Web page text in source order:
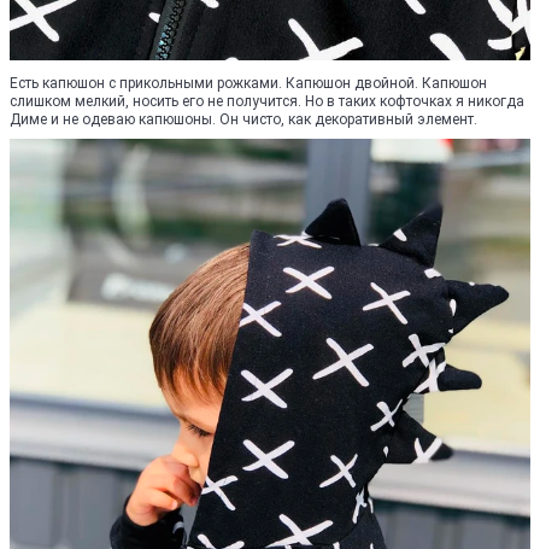
Есть капюшон с прикольными рожками. Капюшон двойной. Капюшон
слишком мелкий, носить его не получится. Но в таких кофточках я никогда
Диме и не одеваю капюшоны. Он чисто, как декоративный элемент.